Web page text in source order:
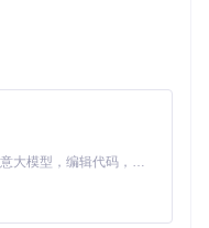
温度监控系统
桥梁
需要定义一个
Claude Code 的开源替代方案。连接任意大模型，编辑代码，运行命令，自动验证 — 全自动执行。用 Rust 构建，极致性能。 ｜ An open-source alternative to Claude Code. Connect any LLM, edit code, run commands, and verify changes — autonomously. Built in Rust for speed. Get Started